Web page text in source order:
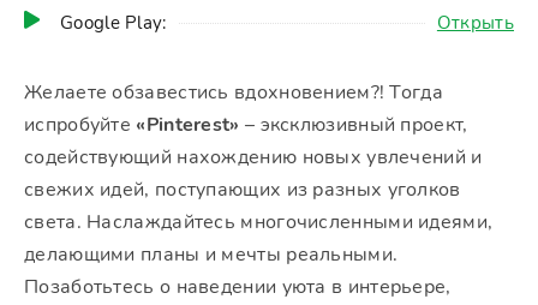
Google Play:
Открыть
Желаете обзавестись вдохновением?! Тогда
испробуйте «Pinterest» – эксклюзивный проект,
содействующий нахождению новых увлечений и
свежих идей, поступающих из разных уголков
света. Наслаждайтесь многочисленными идеями,
делающими планы и мечты реальными.
Позаботьтесь о наведении уюта в интерьере,